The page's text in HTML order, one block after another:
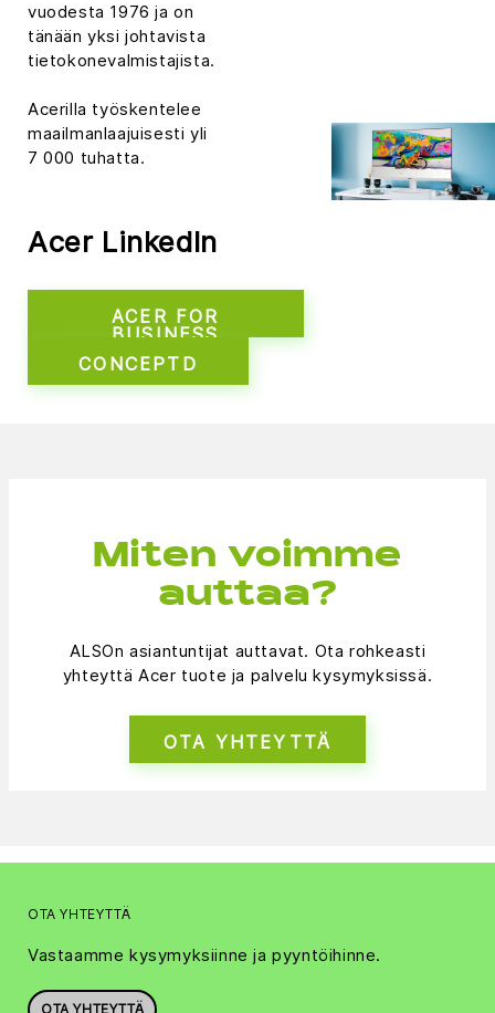
vuodesta 1976 ja on
tänään yksi johtavista
tietokonevalmistajista.
Acerilla työskentelee
maailmanlaajuisesti yli
7 000 tuhatta.
Acer LinkedIn
ACER FOR
BUSINESS
CONCEPTD
Miten voimme
auttaa?
ALSOn asiantuntijat auttavat. Ota rohkeasti
yhteyttä Acer tuote ja palvelu kysymyksissä.
OTA YHTEYTTÄ
OTA YHTEYTTÄ
Vastaamme kysymyksiinne ja pyyntöihinne.
OTA YHTEYTTÄ